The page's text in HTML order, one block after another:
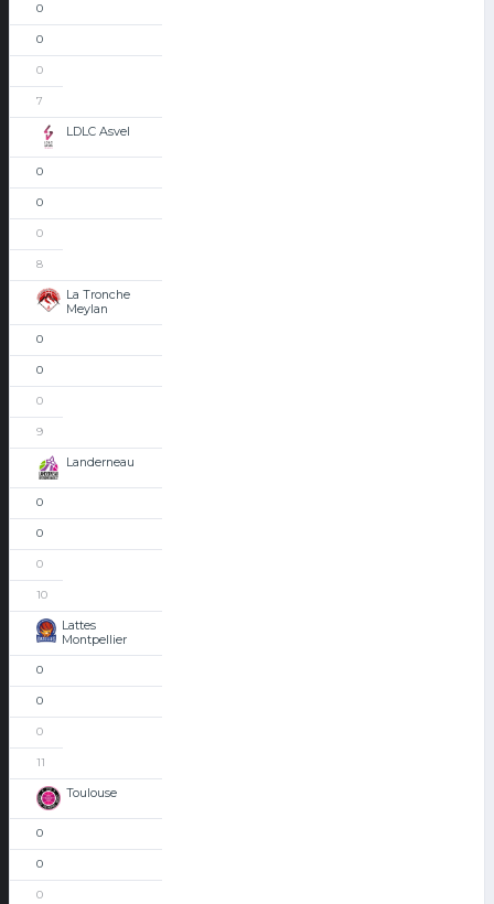
0
0
0
7
LDLC Asvel
0
0
0
8
La Tronche
Meylan
0
0
0
9
Landerneau
0
0
0
10
Lattes
Montpellier
0
0
0
11
Toulouse
0
0
0